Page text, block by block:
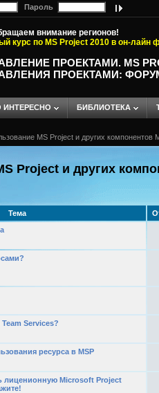
Пароль
внимание регионов!
курс по MS Project 2010 в он-лайн
ПРОЕКТАМИ. MS
ПРОЕКТАМИ:
ИНТЕРЕСНО БИБЛИОТЕКА
MS Project и других компонентов
Project и других
Тема
Services?
ресурса в MSP
лиценионную Microsoft Project